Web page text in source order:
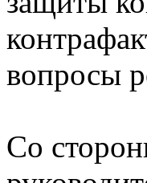
вопросы
Со